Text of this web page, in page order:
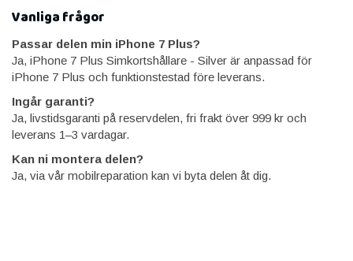
Vanliga frågor
Passar delen min iPhone 7 Plus?
Ja, iPhone 7 Plus Simkortshållare - Silver är anpassad för
iPhone 7 Plus och funktionstestad före leverans.
Ingår garanti?
Ja, livstidsgaranti på reservdelen, fri frakt över 999 kr och
leverans 1–3 vardagar.
Kan ni montera delen?
Ja, via vår mobilreparation kan vi byta delen åt dig.